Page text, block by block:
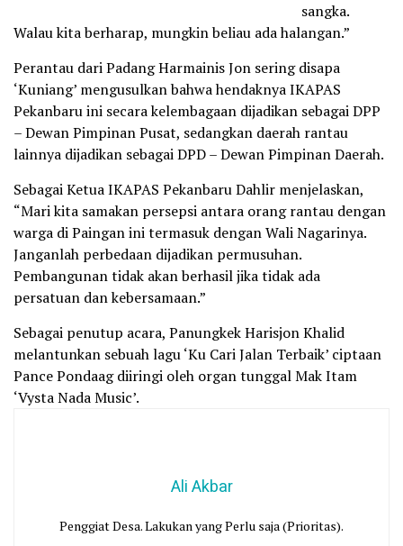
sangka.
Walau kita berharap, mungkin beliau ada halangan.”
Perantau dari Padang Harmainis Jon sering disapa
‘Kuniang’ mengusulkan bahwa hendaknya IKAPAS
Pekanbaru ini secara kelembagaan dijadikan sebagai DPP
– Dewan Pimpinan Pusat, sedangkan daerah rantau
lainnya dijadikan sebagai DPD – Dewan Pimpinan Daerah.
Sebagai Ketua IKAPAS Pekanbaru Dahlir menjelaskan,
“Mari kita samakan persepsi antara orang rantau dengan
warga di Paingan ini termasuk dengan Wali Nagarinya.
Janganlah perbedaan dijadikan permusuhan.
Pembangunan tidak akan berhasil jika tidak ada
persatuan dan kebersamaan.”
Sebagai penutup acara, Panungkek Harisjon Khalid
melantunkan sebuah lagu ‘Ku Cari Jalan Terbaik’ ciptaan
Pance Pondaag diiringi oleh organ tunggal Mak Itam
‘Vysta Nada Music’.
Ali Akbar
Penggiat Desa. Lakukan yang Perlu saja (Prioritas).